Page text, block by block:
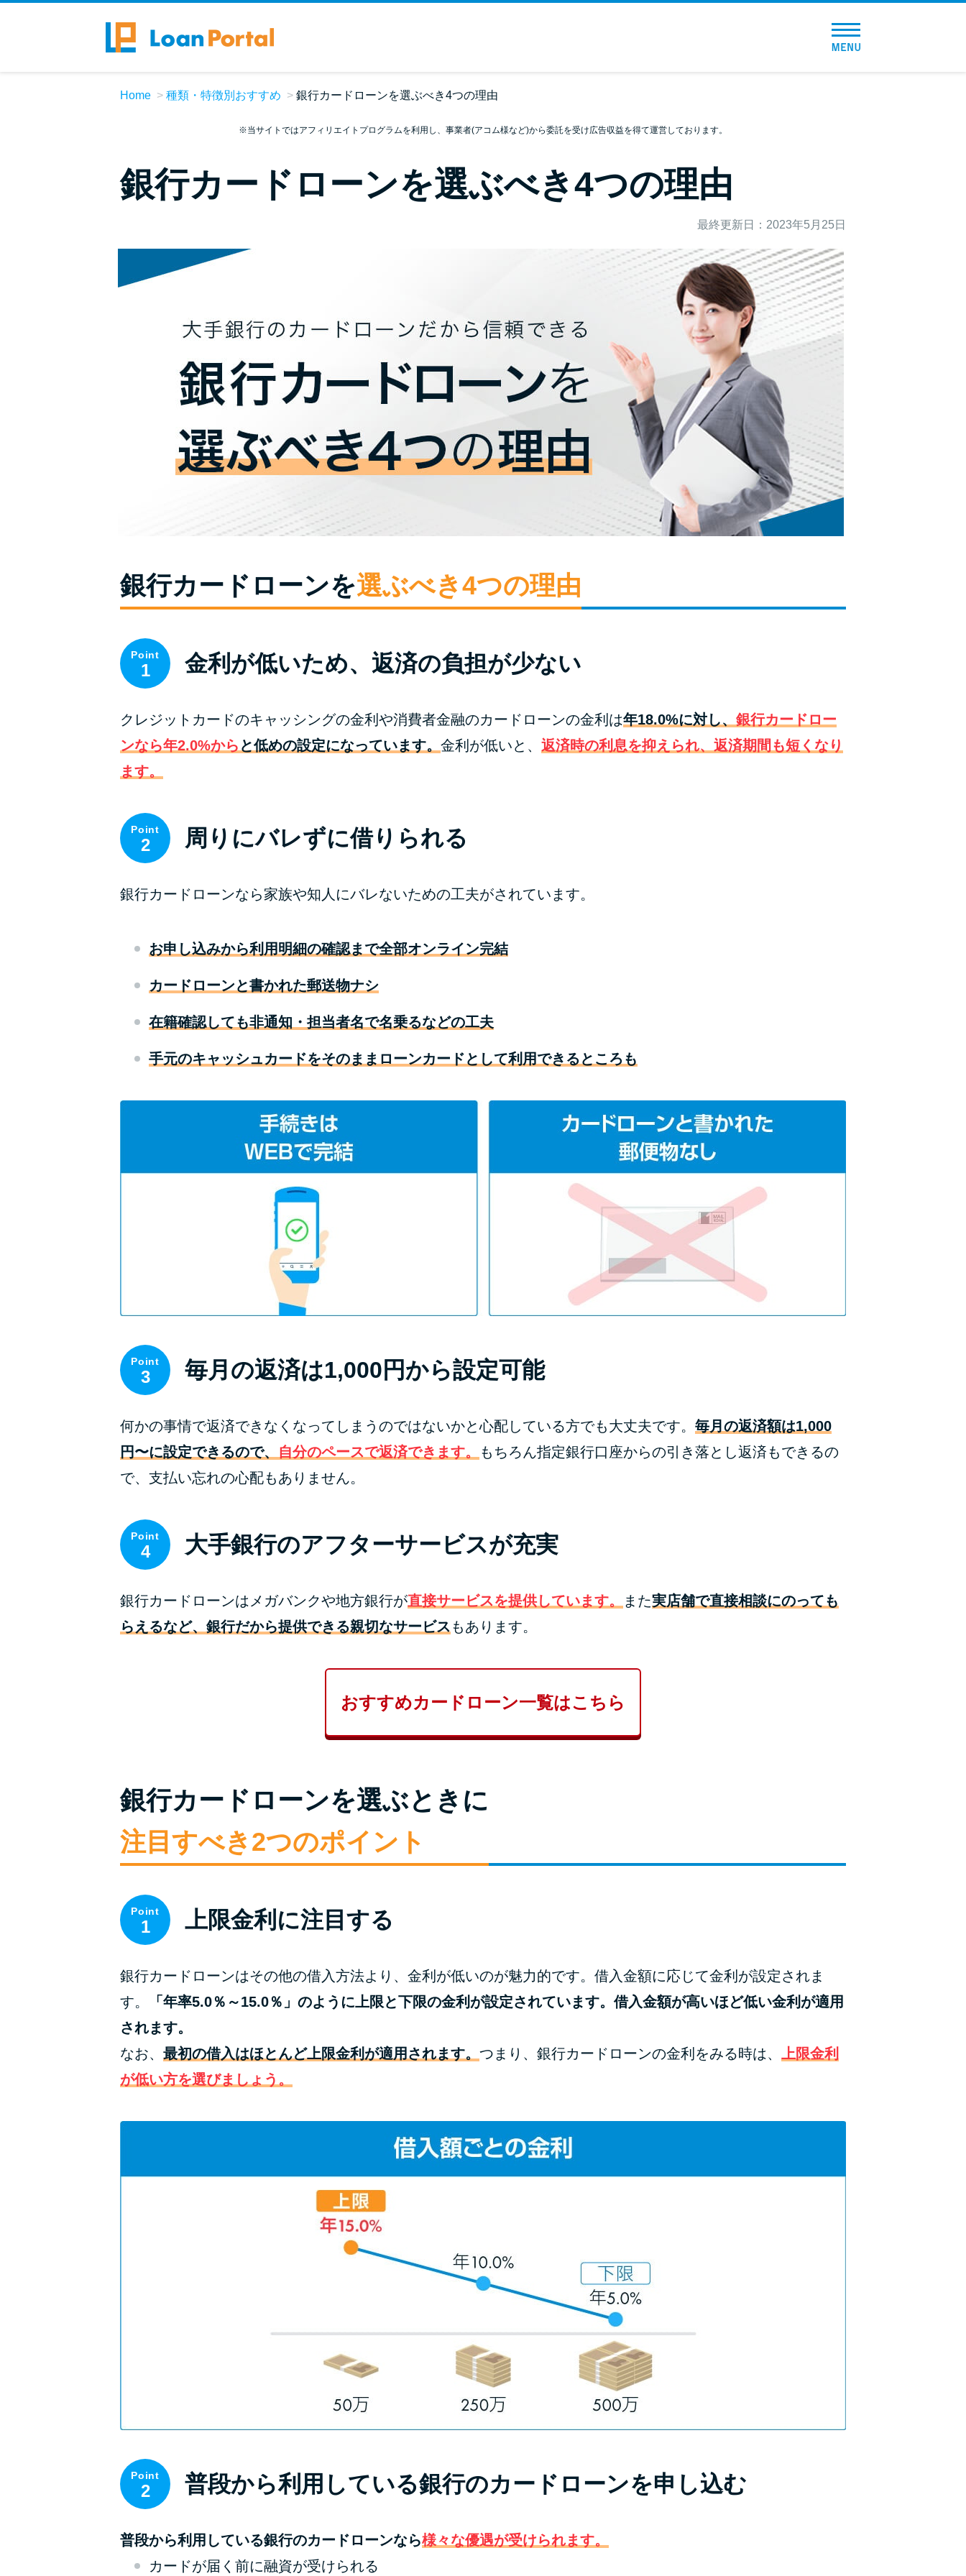
総合人気ランキング
とにかくすぐ借りたい方向け
バレずに借りたい方向け
便利なコンテンツ
カードローン診断
カードローンQ&A
特集ページ
リボ払いをそのまま払いきると損！
カードローンの見直しで40万円得した話
最速！最短40分で借りられるカードローン
特集ページ一覧
その他コラム
今月の家賃払えない…2ヵ月目には解決しない
090金融（闇金）からお金を借りてはいけない
理由と借りた場合の対処法
申し込みブラックとは?判断の目安や審査に通
ブラックでもお金を借りるには？3つの判断基
準と工面法
アコムはブラックでも審査に通る？ 自分がブ
ラックか確かめる方法
年収が低い＆他社借入があると落ちる？バンク
Home 種類・特徴別おすすめ 銀行カードローンを選ぶべき4つの理由
※当サイトではアフィリエイトプログラムを利用し、事業者(アコム様など)から委託を受け広告収益を得て運営しております。
銀行カードローンを選ぶべき4つの理由
最終更新日：2023年5月25日
銀行カードローンを選ぶべき4つの理由
Point
1 金利が低いため、返済の負担が少ない
クレジットカードのキャッシングの金利や消費者金融のカードローンの金利は年18.0%に対し、 銀行カードロー
ンなら年2.0%から と低めの設定になっています。 金利が低いと、 返済時の利息を抑えられ、返済期間も短くなり
ます。
Point
2 周りにバレずに借りられる
銀行カードローンなら家族や知人にバレないための工夫がされています。
お申し込みから利用明細の確認まで全部オンライン完結
カードローンと書かれた郵送物ナシ
在籍確認しても非通知・担当者名で名乗るなどの工夫
手元のキャッシュカードをそのままローンカードとして利用できるところも
Point
3 毎月の返済は1,000円から設定可能
何かの事情で返済できなくなってしまうのではないかと心配している方でも大丈夫です。 毎月の返済額は1,000
円〜に設定できるので、 自分のペースで返済できます。
もちろん指定銀行口座からの引き落とし返済もできるの
で、支払い忘れの心配もありません。
Point
4 大手銀行のアフターサービスが充実
銀行カードローンはメガバンクや地方銀行が直接サービスを提供しています。 また実店舗で直接相談にのっても
らえるなど、銀行だから提供できる親切なサービスもあります。
おすすめカードローン一覧はこちら
銀行カードローンを選ぶときに
注目すべき2つのポイント
Point
1 上限金利に注目する
銀行カードローンはその他の借入方法より、金利が低いのが魅力的です。借入金額に応じて金利が設定されま
す。
「年率5.0％～15.0％」のように上限と下限の金利が設定されています。借入金額が高いほど低い金利が適用
されます。
なお、 最初の借入はほとんど上限金利が適用されます。 つまり、銀行カードローンの金利をみる時は、 上限金利
が低い方を選びましょう。
Point
2 普段から利用している銀行のカードローンを申し込む
普段から利用している銀行のカードローンなら様々な優遇が受けられます。
カードが届く前に融資が受けられる